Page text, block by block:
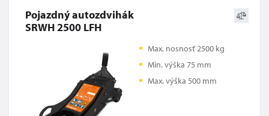
Pojazdný autozdvihák
SRWH 2500 LFH
Max. nosnosť 2500 kg
Min. výška 75 mm
Max. výška 500 mm